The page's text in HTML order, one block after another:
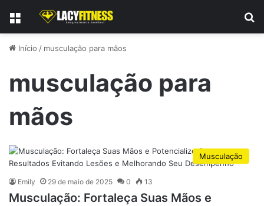
Menu
Início / musculação para mãos
musculação para
mãos
Musculação
Emily 29 de maio de 2025 0 13
Musculação: Fortaleça Suas Mãos e